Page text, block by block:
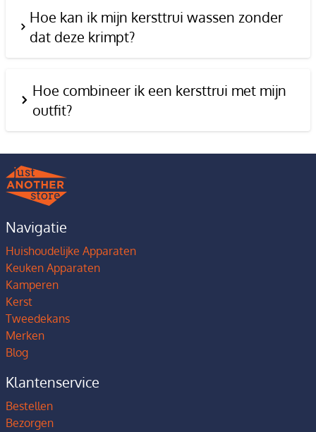
Hoe kan ik mijn kersttrui wassen zonder
dat deze krimpt?
Hoe combineer ik een kersttrui met mijn
outfit?
Navigatie
Huishoudelijke Apparaten
Keuken Apparaten
Kamperen
Kerst
Tweedekans
Merken
Blog
Klantenservice
Bestellen
Bezorgen